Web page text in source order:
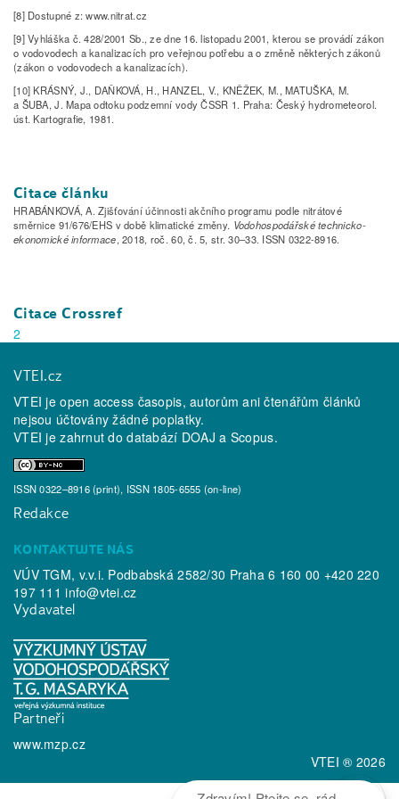
[8] Dostupné z: www.nitrat.cz
[9] Vyhláška č. 428/2001 Sb., ze dne 16. listopadu 2001, kterou se provádí zákon
o vodovodech a kanalizacích pro veřejnou potřebu a o změně některých zákonů
(zákon o vodovodech a kanalizacích).
[10] KRÁSNÝ, J., DAŇKOVÁ, H., HANZEL, V., KNĚŽEK, M., MATUŠKA, M.
a ŠUBA, J. Mapa odtoku podzemní vody ČSSR 1. Praha: Český hydrometeorol.
úst. Kartografie, 1981.
Citace článku
HRABÁNKOVÁ, A. Zjišťování účinnosti akčního programu podle nitrátové
směrnice 91/676/EHS v době klimatické změny. Vodohospodářské technicko-
ekonomické informace, 2018, roč. 60, č. 5, str. 30–33. ISSN 0322-8916.
Citace Crossref
2
VTEI.cz
VTEI je open access časopis, autorům ani čtenářům článků
nejsou účtovány žádné poplatky.
VTEI je zahrnut do databází DOAJ a Scopus.
ISSN 0322–8916 (print), ISSN 1805-6555 (on-line)
Redakce
KONTAKTUJTE NÁS
VÚV TGM, v.v.i. Podbabská 2582/30 Praha 6 160 00 +420 220
197 111info@vtei.cz
Vydavatel
Partneři
www.mzp.cz
VTEI ® 2026